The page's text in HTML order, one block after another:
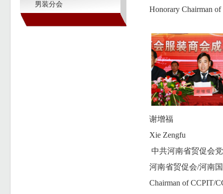
男装分会
Honorary Chairman
谢增福
Xie Zengfu
中共河南省贸促会
河南省贸促会/河南
Chairman of CCPIT/